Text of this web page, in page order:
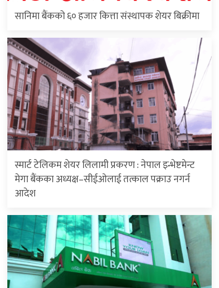
सानिमा बैंकको ६० हजार कित्ता संस्थापक शेयर बिक्रीमा
स्मार्ट टेलिकम शेयर लिलामी प्रकरण : नेपाल इन्भेष्टमेन्ट
मेगा बैंकका अध्यक्ष–सीईओलाई तत्काल पक्राउ नगर्न
आदेश